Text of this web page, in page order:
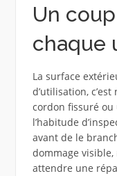
Un
chaque
La surface
d’utilisation,
cordon fissuré ou
l’habitude
avant de le
dommage
attendre une